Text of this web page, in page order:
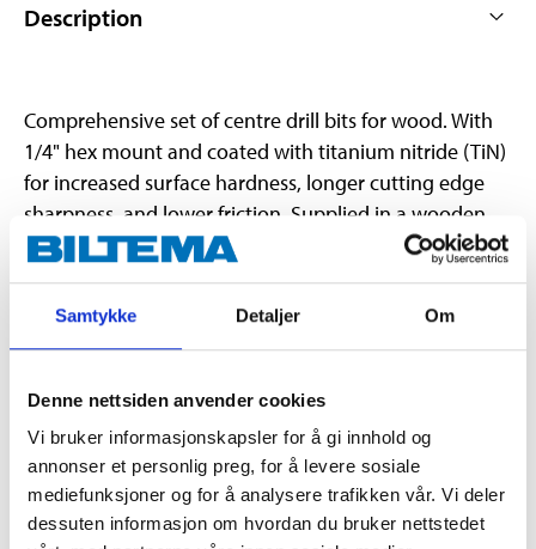
Samtykke Detaljer Om
Denne nettsiden anvender cookies
Vi bruker informasjonskapsler for å gi innhold og
annonser et personlig preg, for å levere sosiale
mediefunksjoner og for å analysere trafikken vår. Vi deler
dessuten informasjon om hvordan du bruker nettstedet
Description
Comprehensive set of centre drill bits for wood. With
1/4" hex mount and coated with titanium nitride (TiN)
for increased surface hardness, longer cutting edge
sharpness, and lower friction. Supplied in a wooden
case.
Contents:
Technical specifications
Length 152 mm